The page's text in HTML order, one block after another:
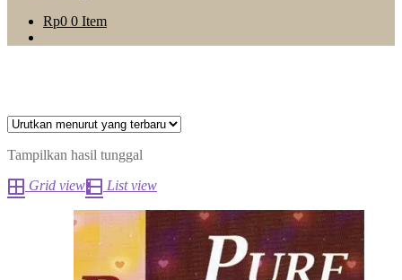
Rp0 0 Item
Tampilkan hasil tunggal
Grid view
List view